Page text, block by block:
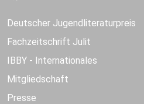
Deutscher Jugendliteraturpreis
Fachzeitschrift Julit
IBBY - Internationales
Mitgliedschaft
Presse